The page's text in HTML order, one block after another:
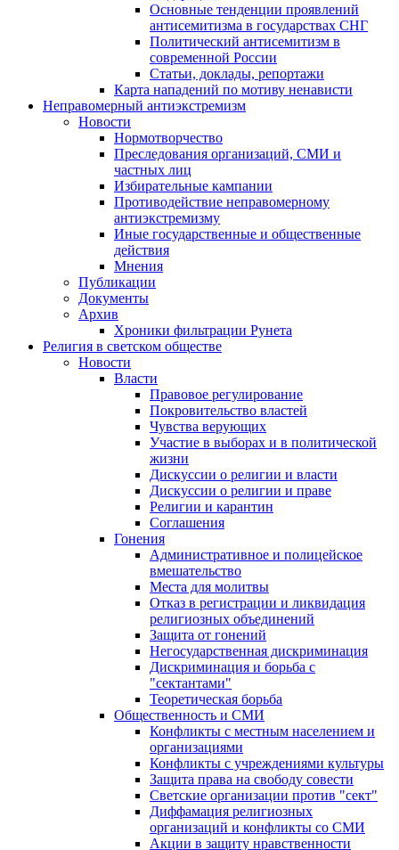
Основные тенденции проявлений
антисемитизма в государствах СНГ
Политический антисемитизм в
современной России
Статьи, доклады, репортажи
Карта нападений по мотиву ненависти
Неправомерный антиэкстремизм
Новости
Нормотворчество
Преследования организаций, СМИ и
частных лиц
Избирательные кампании
Противодействие неправомерному
антиэкстремизму
Иные государственные и общественные
действия
Мнения
Публикации
Документы
Архив
Хроники фильтрации Рунета
Религия в светском обществе
Новости
Власти
Правовое регулирование
Покровительство властей
Чувства верующих
Участие в выборах и в политической
жизни
Дискуссии о религии и власти
Дискуссии о религии и праве
Религии и карантин
Соглашения
Гонения
Административное и полицейское
вмешательство
Места для молитвы
Отказ в регистрации и ликвидация
религиозных объединений
Защита от гонений
Негосударственная дискриминация
Дискриминация и борьба с
"сектантами"
Теоретическая борьба
Общественность и СМИ
Конфликты с местным населением и
организациями
Конфликты с учреждениями культуры
Защита права на свободу совести
Светские организации против "сект"
Диффамация религиозных
организаций и конфликты со СМИ
Акции в защиту нравственности